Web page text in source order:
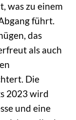
was zu einem
führt.
das
als auch
Die
2023 wird
und eine